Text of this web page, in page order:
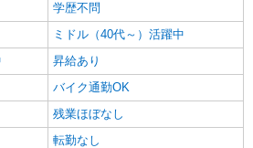
学歴不問
ミドル（40代～）活躍中
昇給あり
バイク通勤OK
残業ほぼなし
転勤なし